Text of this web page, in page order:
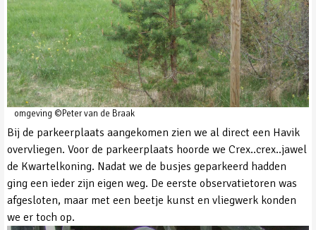
omgeving ©Peter van de Braak
Bij de parkeerplaats aangekomen zien we al direct een Havik
overvliegen. Voor de parkeerplaats hoorde we Crex..crex..jawel
de Kwartelkoning. Nadat we de busjes geparkeerd hadden
ging een ieder zijn eigen weg. De eerste observatietoren was
afgesloten, maar met een beetje kunst en vliegwerk konden
we er toch op.